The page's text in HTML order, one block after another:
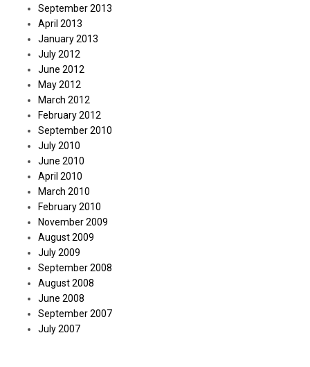
September 2013
April 2013
January 2013
July 2012
June 2012
May 2012
March 2012
February 2012
September 2010
July 2010
June 2010
April 2010
March 2010
February 2010
November 2009
August 2009
July 2009
September 2008
August 2008
June 2008
September 2007
July 2007